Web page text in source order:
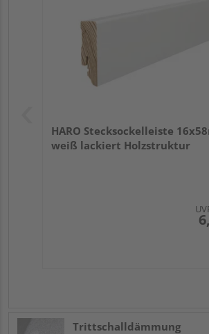
HARO Stecksockelleiste
weiß lackiert Holzstruktur
Trittschalldämmung